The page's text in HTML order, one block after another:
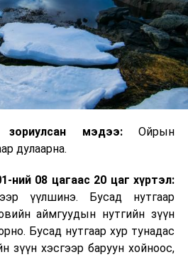
мэдээ:Ойрын
дулаарна.
ний 08 цагаас 20 цаг хүртэл:
үүлшинэ. Бусад нутгаар
аймгуудын нутгийн зүүн
Бусад нутгаар хур тунадас
зүүн хэсгээр баруун хойноос,